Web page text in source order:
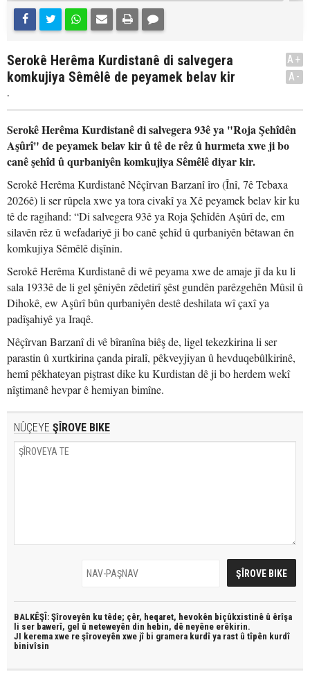
Serokê Herêma Kurdistanê di salvegera
komkujiya Sêmêlê de peyamek belav kir
.
A+
A-
Serokê Herêma Kurdistanê di salvegera 93ê ya "Roja Şehîdên
Aşûrî" de peyamek belav kir û tê de rêz û hurmeta xwe ji bo
canê şehîd û qurbaniyên komkujiya Sêmêlê diyar kir.
Serokê Herêma Kurdistanê Nêçîrvan Barzanî îro (Înî, 7ê Tebaxa
2026ê) li ser rûpela xwe ya tora civakî ya Xê peyamek belav kir ku
tê de ragihand: “Di salvegera 93ê ya Roja Şehîdên Aşûrî de, em
silavên rêz û wefadariyê ji bo canê şehîd û qurbaniyên bêtawan ên
komkujiya Sêmêlê dişînin.
Serokê Herêma Kurdistanê di wê peyama xwe de amaje jî da ku li
sala 1933ê de li gel şêniyên zêdetirî şêst gundên parêzgehên Mûsil û
Dihokê, ew Aşûrî bûn qurbaniyên destê deshilata wî çaxî ya
padîşahiyê ya Iraqê.
Nêçîrvan Barzanî di vê bîranîna biêş de, ligel tekezkirina li ser
parastin û xurtkirina çanda piralî, pêkveyjiyan û hevduqebûlkirinê,
hemî pêkhateyan piştrast dike ku Kurdistan dê ji bo herdem wekî
nîştimanê hevpar ê hemiyan bimîne.
NÛÇEYE ŞÎROVE BIKE
BALKÊŞÎ: Şîroveyên ku têde; çêr, heqaret, hevokên biçûkxistinê û êrîşa
li ser bawerî, gel û neteweyên din hebin, dê neyêne erêkirin.
JI kerema xwe re şîroveyên xwe jî bi gramera kurdî ya rast û tîpên kurdî
binivîsin